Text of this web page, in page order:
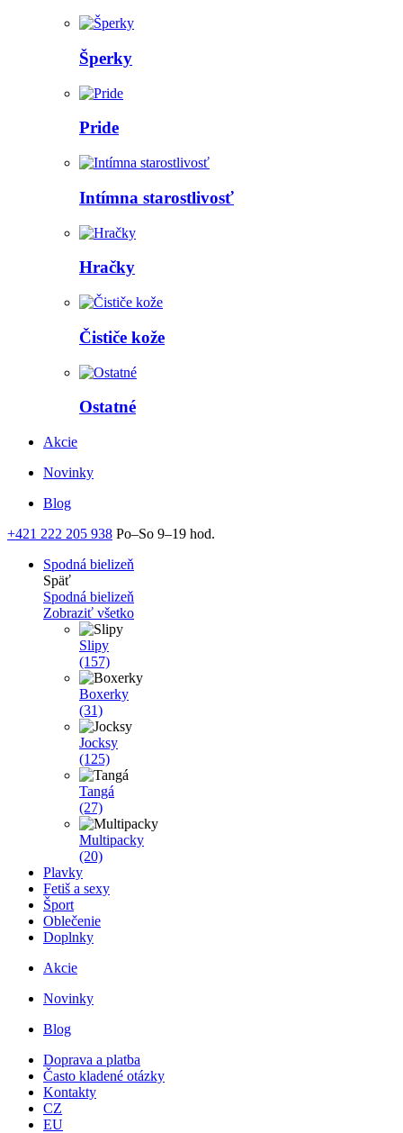
Šperky
Pride
Intímna starostlivosť
Hračky
Čističe kože
Ostatné
Akcie
Novinky
Blog
+421 222 205 938 Po–So 9–19 hod.
Spodná bielizeň
Späť
Spodná bielizeň
Zobraziť všetko
Slipy
(157)
Boxerky
(31)
Jocksy
(125)
Tangá
(27)
Multipacky
(20)
Plavky
Fetiš a sexy
Šport
Oblečenie
Doplnky
Akcie
Novinky
Blog
Doprava a platba
Často kladené otázky
Kontakty
CZ
EU